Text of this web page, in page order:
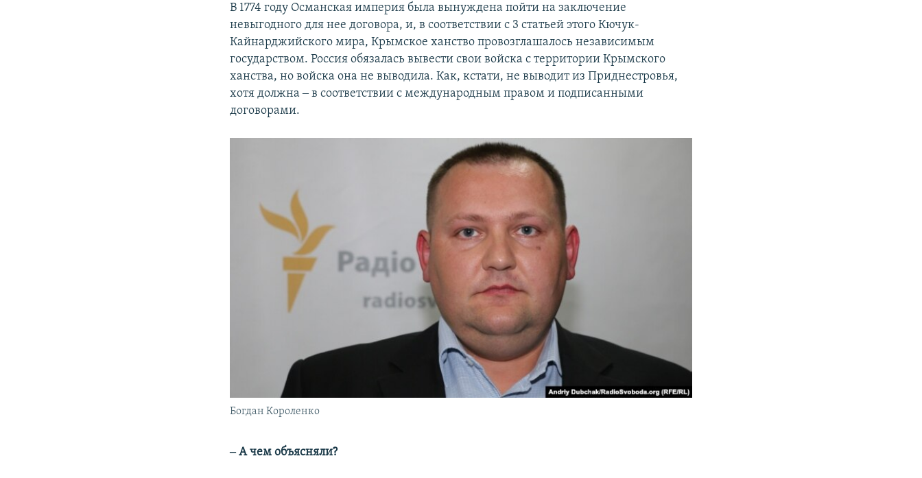
В 1774 году Османская империя была вынуждена пойти на заключение
невыгодного для нее договора, и, в соответствии с 3 статьей этого Кючук-
Кайнарджийского мира, Крымское ханство провозглашалось независимым
государством. Россия обязалась вывести свои войска с территории Крымского
ханства, но войска она не выводила. Как, кстати, не выводит из Приднестровья,
хотя должна ‒ в соответствии с международным правом и подписанными
договорами.
Богдан Короленко
‒ А чем объясняли?